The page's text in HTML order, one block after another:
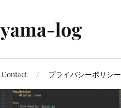
yama-log
Contact プライバシーポリシー